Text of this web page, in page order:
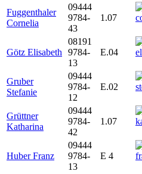
Fuggenthaler
Cornelia
09444
9784-
43
1.07
Götz Elisabeth
08191
9784-
13
E.04
Gruber
Stefanie
09444
9784-
12
E.02
Grüttner
Katharina
09444
9784-
42
1.07
Huber Franz
09444
9784-
13
E 4